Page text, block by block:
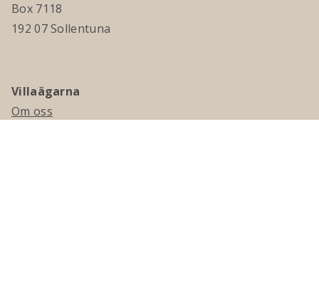
Box 7118
192 07 Sollentuna
Villaägarna
Om oss